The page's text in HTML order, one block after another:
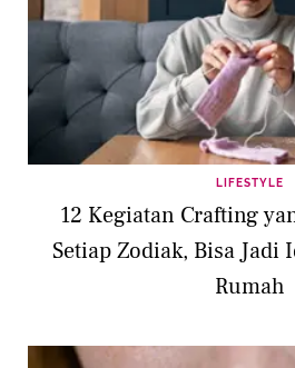
LIFESTYLE
12 Kegiatan Crafting
Setiap Zodiak, Bisa Jadi
Rumah